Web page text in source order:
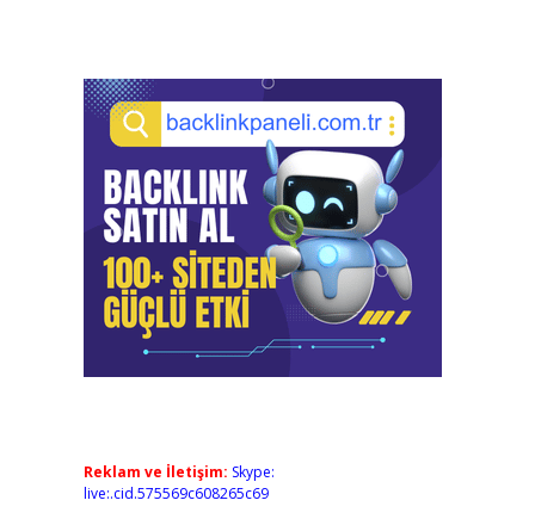
Reklam ve İletişim: Skype:
live:.cid.575569c608265c69